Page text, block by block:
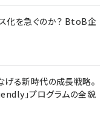
化を急ぐのか？ BtoB企
げる新時代の成長戦略。
」プログラムの全貌